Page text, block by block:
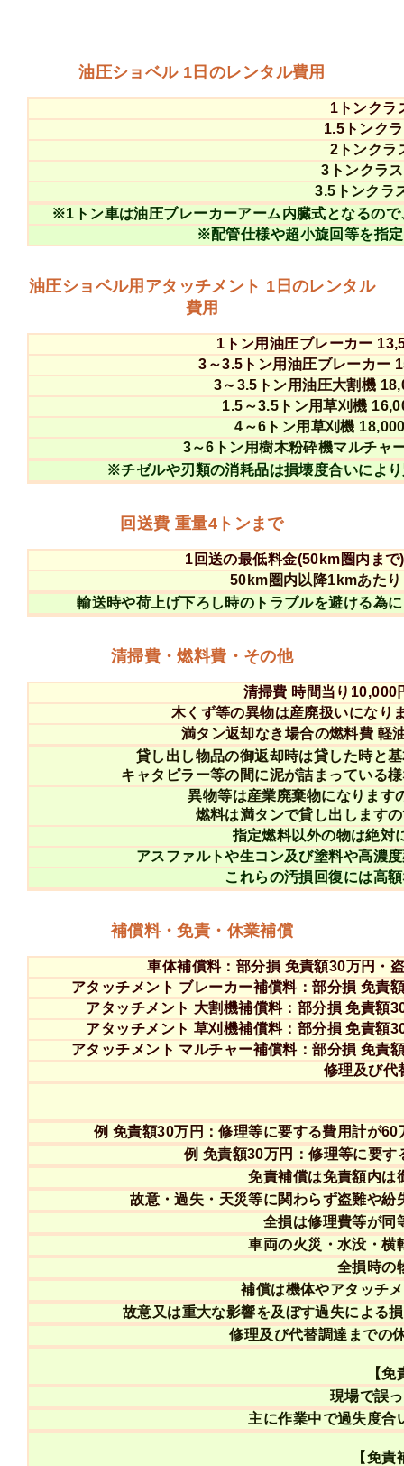
油圧ショベル 1日のレンタル費用
1トンクラ
1.5トンク
2トンクラ
3トンクラ
3.5トンクラ
※1トン車は油圧ブレーカーアーム内臓式となるの
※配管仕様や超小旋回等を指
油圧ショベル用アタッチメント 1日のレンタル
費用
1トン用油圧ブレーカー
3～3.5トン用油圧ブレーカー
3～3.5トン用油圧大割機
1.5～3.5トン用草刈機
4～6トン用草刈機
3～6トン用樹木粉砕機マルチャ
※チゼルや刃類の消耗品は損壊度合いによ
回送費 重量4トンまで
1回送の最低料金(50km圏内ま
50km圏内以降1kmあた
輸送時や荷上げ下ろし時のトラブルを避ける為
清掃費・燃料費・その他
清掃費 時間当り10,000
木くず等の異物は産廃扱いになり
満タン返却なき場合の燃料費 軽
貸し出し物品の御返却時は貸した時と
キャタピラー等の間に泥が詰まっている
異物等は産業廃棄物になります
燃料は満タンで貸し出します
指定燃料以外の物は絶対
アスファルトや生コン及び塗料や高濃
これらの汚損回復には高
補償料・免責・休業補償
車体補償料：部分損 免責額30万円・
アタッチメント ブレーカー補償料：部分損 免責
アタッチメント 大割機補償料：部分損 免責額
アタッチメント 草刈機補償料：部分損 免責額
アタッチメント マルチャー補償料：部分損 免責
修理及び代
例 免責額30万円：修理等に要する費用計が
例 免責額30万円：修理等に要
免責補償は免責額内は
故意・過失・天災等に関わらず盗難や
全損は修理費等が同
車両の火災・水没・横
全損時の
補償は機体やアタッチ
故意又は重大な影響を及ぼす過失による
修理及び代替調達までの
【
現場で誤
主に作業中で過失度合
【免